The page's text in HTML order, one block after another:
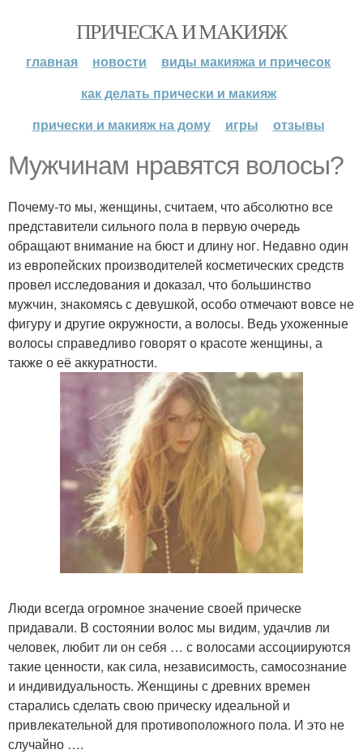
ПРИЧЕСКА И МАКИЯЖ
главная новости
виды макияжа и причесок
как делать прически и макияж
прически и макияж на дому
игры отзывы
Мужчинам нравятся волосы?
Почему-то мы, женщины, считаем, что абсолютно все
представители сильного пола в первую очередь
обращают внимание на бюст и длину ног. Недавно один
из европейских производителей косметических средств
провел исследования и доказал, что большинство
мужчин, знакомясь с девушкой, особо отмечают вовсе не
фигуру и другие окружности, а волосы. Ведь ухоженные
волосы справедливо говорят о красоте женщины, а
также о её аккуратности.
Люди всегда огромное значение своей прическе
придавали. В состоянии волос мы видим, удачлив ли
человек, любит ли он себя … с волосами ассоциируются
такие ценности, как сила, независимость, самосознание
и индивидуальность. Женщины с древних времен
старались сделать свою прическу идеальной и
привлекательной для противоположного пола. И это не
случайно ….